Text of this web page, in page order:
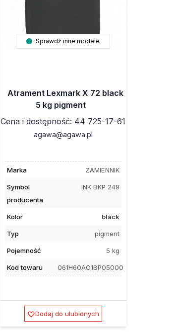
Sprawdź inne modele
Atrament Lexmark X 72 black
5 kg pigment
Cena i dostępność: 44 725-17-61
agawa@agawa.pl
Marka ZAMIENNIK
Symbol
producenta
INK BKP 249
Kolor black
Typ pigment
Pojemność 5 kg
Kod towaru 061H60AO1BP05000
Dodaj do ulubionych